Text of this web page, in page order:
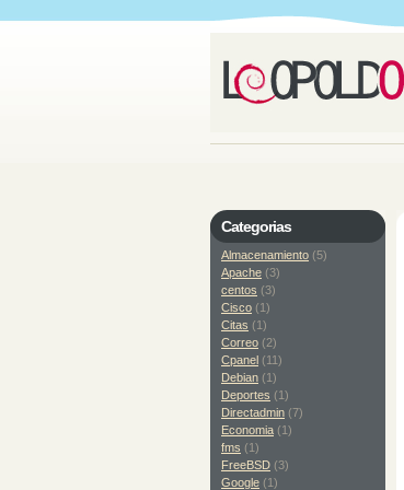
Categorias
Almacenamiento (5)
Apache (3)
centos (3)
Cisco (1)
Citas (1)
Correo (2)
Cpanel (11)
Debian (1)
Deportes (1)
Directadmin (7)
Economia (1)
fms (1)
FreeBSD (3)
Google (1)